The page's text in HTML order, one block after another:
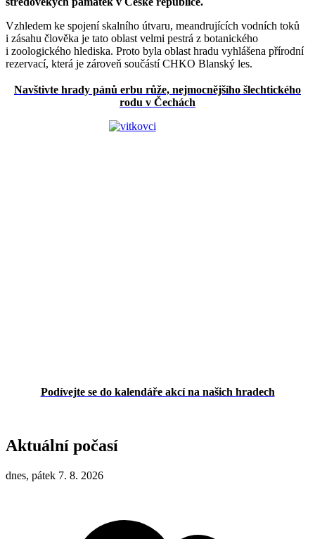
Vzhledem ke spojení skalního útvaru, meandrujících vodních toků
i zásahu člověka je tato oblast velmi pestrá z botanického
i zoologického hlediska. Proto byla oblast hradu vyhlášena přírodní
rezervací, která je zároveň součástí CHKO Blanský les.
Navštivte hrady pánů erbu růže, nejmocnějšího šlechtického
rodu v Čechách
Podívejte se do kalendáře akcí na našich hradech
Aktuální počasí
dnes, pátek 7. 8. 2026